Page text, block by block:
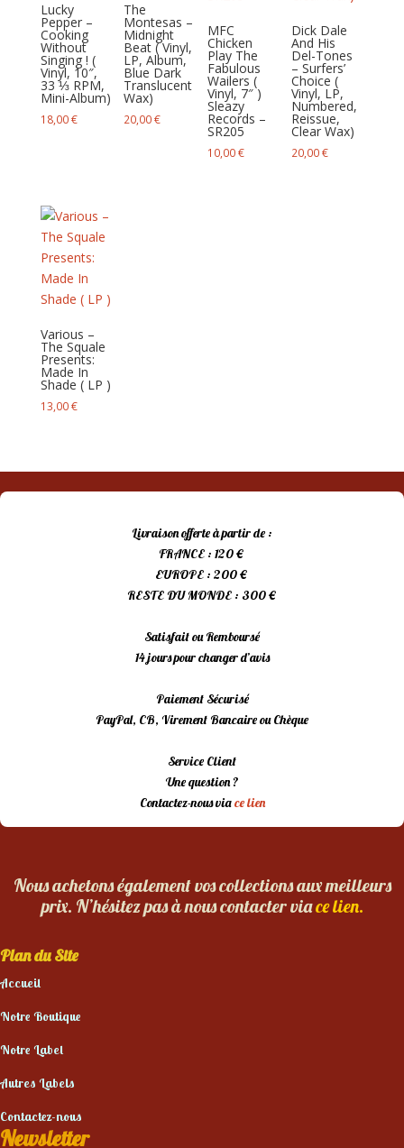
Lucky
Pepper –
Cooking
Without
Singing ! (
Vinyl, 10″,
33 ⅓ RPM,
Mini-Album)
18,00€
The
Montesas –
Midnight
Beat ( Vinyl,
LP, Album,
Blue Dark
Translucent
Wax)
20,00€
MFC
Chicken
Play The
Fabulous
Wailers (
Vinyl, 7″ )
Sleazy
Records –
SR205
10,00€
Dick Dale
And His
Del-Tones
– Surfers’
Choice (
Vinyl, LP,
Numbered,
Reissue,
Clear Wax)
20,00€
Various ‎–
The Squale
Presents:
Made In
Shade ( LP )
13,00€
Livraison offerte à partir de :
FRANCE : 120 €
EUROPE : 200 €
RESTE DU MONDE : 300 €
Satisfait ou Remboursé
14 jours pour changer d’avis
Paiement Sécurisé
PayPal, CB, Virement Bancaire ou Chèque
Service Client
Une question ?
Contactez-nous viace lien
Nous achetons également vos collections aux meilleurs
prix. N’hésitez pas à nous contacter viace lien.
Plan du Site
Accueil
Notre Boutique
Notre Label
Autres Labels
Contactez-nous
Newsletter